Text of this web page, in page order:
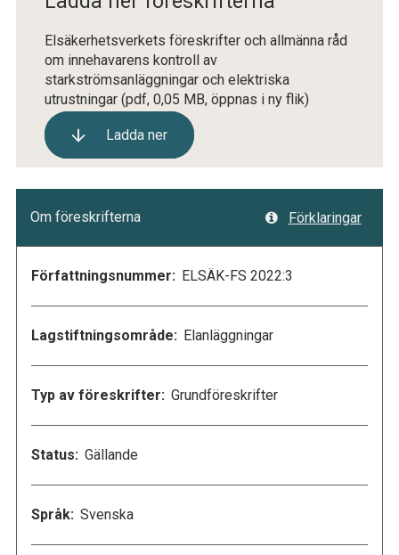
Elsäkerhetsverkets föreskrifter och allmänna råd
om innehavarens kontroll av
starkströmsanläggningar och elektriska
utrustningar (pdf, 0,05 MB, öppnas i ny flik)
Ladda ner
Om föreskrifterna Förklaringar
Författningsnummer: ELSÄK-FS 2022:3
Lagstiftningsområde: Elanläggningar
Typ av föreskrifter: Grundföreskrifter
Status: Gällande
Språk: Svenska